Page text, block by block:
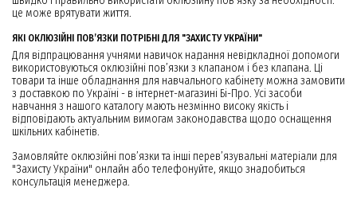
це може врятувати життя.
ЯКІ ОКЛЮЗІЙНІ ПОВ’ЯЗКИ ПОТРІБНІ ДЛЯ "ЗАХИСТУ УКРАЇНИ"
Для відпрацювання учнями навичок надання невідкладної допомоги
використовуються оклюзійні пов’язки з клапаном і без клапана. Ці
товари та інше обладнання для навчального кабінету можна замовити
з доставкою по Україні - в інтернет-магазині Бі-Про. Усі засоби
навчання з нашого каталогу мають незмінно високу якість і
відповідають актуальним вимогам законодавства щодо оснащення
шкільних кабінетів.
Замовляйте оклюзійні пов’язки та інші перев’язувальні матеріали для
"Захисту України" онлайн або телефонуйте, якщо знадобиться
консультація менеджера.